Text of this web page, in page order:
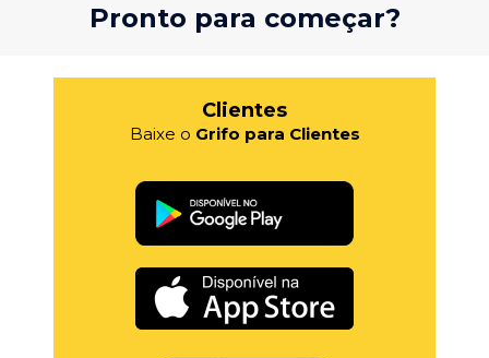
Pronto para começar?
Clientes
Baixe o Grifo para Clientes